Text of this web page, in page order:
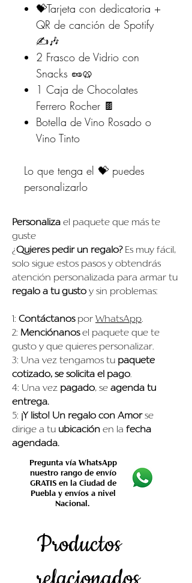
💝Tarjeta con dedicatoria +
QR de canción de Spotify
✍️🎶
2 Frasco de Vidrio con
Snacks 🥜🥨
1 Caja de Chocolates
Ferrero Rocher 🍫
Botella de Vino Rosado o
Vino Tinto
Lo que tenga el 💝 puedes
personalizarlo
Personaliza el paquete que más te
guste
¿Quieres pedir un regalo? Es muy fácil,
solo sigue estos pasos y obtendrás
atención personalizada para armar tu
regalo a tu gusto y sin problemas:
1: Contáctanos por WhatsApp.
2: Menciónanosel paquete que te
gusto y que quieres personalizar.
3: Una vez tengamos tu paquete
cotizado, se solicita el pago.
4: Una vez pagado, se agenda tu
entrega.
5: ¡Y listo! Un regalo con Amorse
dirige a tu ubicación en la fecha
agendada.
Pregunta vía WhatsApp
nuestro rango de envío
GRATIS en la Ciudad de
Puebla y envíos a nivel
Nacional.
Productos